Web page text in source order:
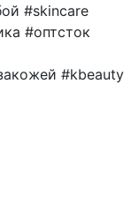
#skincare
#оптсток
#kbeauty